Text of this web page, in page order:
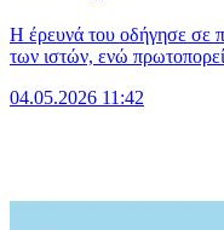
Η έρευνά του οδήγησε σε
των ιστών, ενώ
04.05.2026 11:42